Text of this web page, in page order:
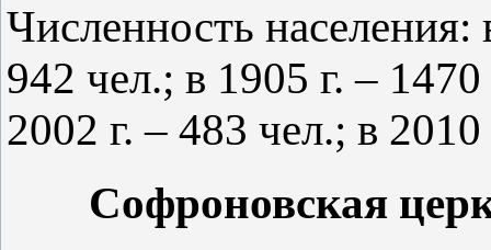
Численность населения:
942 чел.; в 1905 г. –
2002 г. – 483 чел.; в
Софроновская